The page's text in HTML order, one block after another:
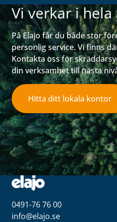
Vi verkar i hela
På Elajo får du både stor
personlig service. Vi finns
Kontakta oss för
din verksamhet till nästa
Hitta ditt lokala kontor
0491-76 76 00
info@elajo.se